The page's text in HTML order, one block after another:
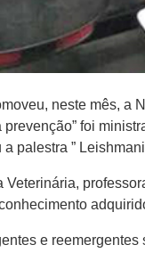
neste mês, a
foi
palestra ”
e